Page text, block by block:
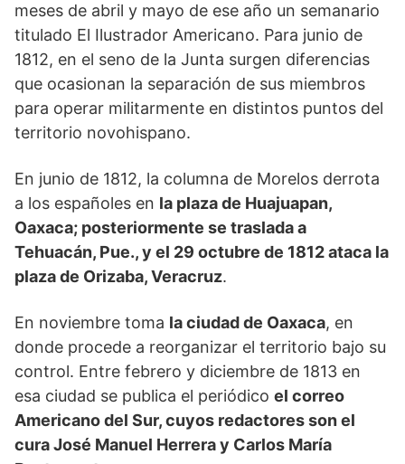
meses de abril y mayo de ese año un semanario
titulado El Ilustrador Americano. Para junio de
1812, en el seno de la Junta surgen diferencias
que ocasionan la separación de sus miembros
para operar militarmente en distintos puntos del
territorio novohispano.
En junio de 1812, la columna de Morelos derrota
a los españoles en la plaza de Huajuapan,
Oaxaca; posteriormente se traslada a
Tehuacán, Pue., y el 29 octubre de 1812 ataca la
plaza de Orizaba, Veracruz.
En noviembre toma la ciudad de Oaxaca, en
donde procede a reorganizar el territorio bajo su
control. Entre febrero y diciembre de 1813 en
esa ciudad se publica el periódico el correo
Americano del Sur, cuyos redactores son el
cura José Manuel Herrera y Carlos María